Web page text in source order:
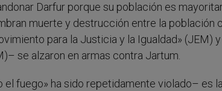
Darfur porque su población es
muerte y destrucción entre la población
para la Justicia y la Igualdad» (JEM)
se alzaron en armas contra Jartum.
fuego» ha sido repetidamente violado– es